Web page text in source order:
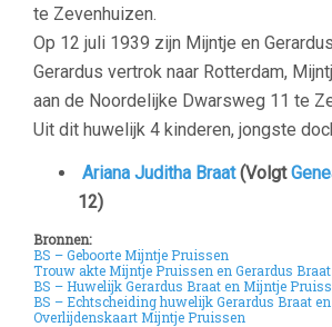
te Zevenhuizen.
Op 12 juli 1939 zijn Mijntje en
Gerardus vertrok naar Rotterdam,
aan de Noordelijke Dwarsweg 11 te
Uit dit huwelijk 4 kinderen, jongste
Ariana Juditha Braat(Volgt
12)
Bronnen:
BS – Geboorte Mijntje Pruissen
Trouw akte Mijntje Pruissen en Gerardus Braat
BS – Huwelijk Gerardus Braat en Mijntje
BS – Echtscheiding huwelijk Gerardus Braat
Overlijdenskaart Mijntje Pruissen